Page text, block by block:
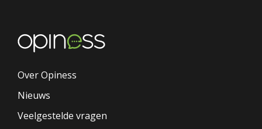
Over Opiness
Nieuws
Veelgestelde vragen